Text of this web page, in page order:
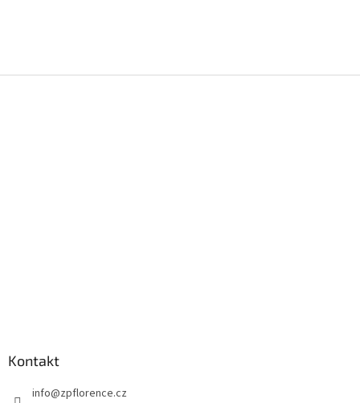
Kontakt
info@zpflorence.cz